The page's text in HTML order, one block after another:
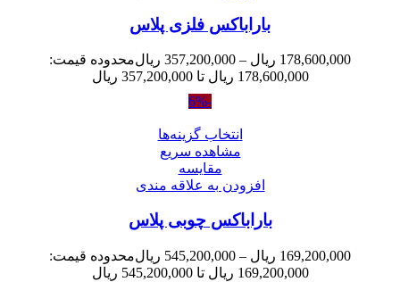
باراباکس فلزی پلاس
178,600,000 ریال –
357,200,000 ریالمحدوده قیمت:
178,600,000 ریال تا 357,200,000 ریال
-6%
انتخاب گزینه‌ها
مشاهده سریع
مقایسه
افزودن به علاقه مندی
باراباکس چوبی پلاس
169,200,000 ریال –
545,200,000 ریالمحدوده قیمت:
169,200,000 ریال تا 545,200,000 ریال